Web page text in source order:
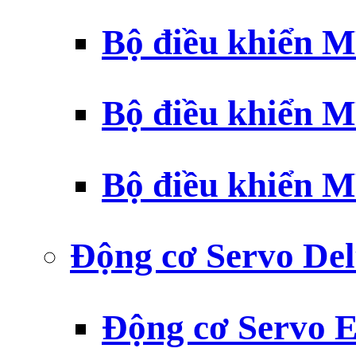
Bộ điều khiển
Bộ điều khiển
Bộ điều khiển
Động cơ Servo
Động cơ Servo